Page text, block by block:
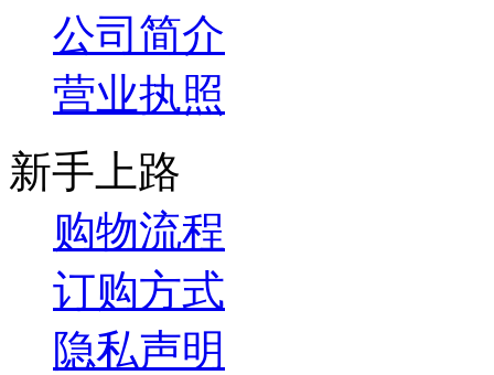
公司简介
营业执照
新手上路
购物流程
订购方式
隐私声明